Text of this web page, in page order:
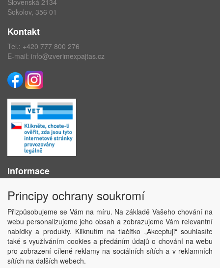
Slovenská 2134
Sokolov, 356 01
Kontakt
Tel.: +420 777 800 276
E-mail: info@zverimexpajtas.cz
Informace
Obchodní podmínky
Ochrana osobních údajů
Kontakt
Losování účtenek
Aktuality
Nastavení soukromí
Principy ochrany soukromí
Přizpůsobujeme se Vám na míru. Na základě Vašeho chování na
webu personalizujeme jeho obsah a zobrazujeme Vám relevantní
nabídky a produkty. Kliknutím na tlačítko „Akceptuji“ souhlasíte
také s využíváním cookies a předáním údajů o chování na webu
pro zobrazení cílené reklamy na sociálních sítích a v reklamních
sítích na dalších webech.